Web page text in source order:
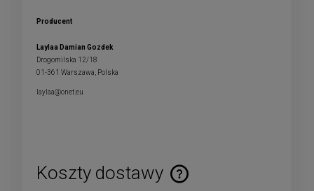
Producent
Laylaa Damian Gozdek
Drogomilska 12/18
01-361 Warszawa, Polska
laylaa@onet.eu
Koszty dostawy
Cena nie zawiera ewentualnych kosztów płatności